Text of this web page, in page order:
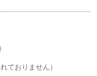
ておりません）